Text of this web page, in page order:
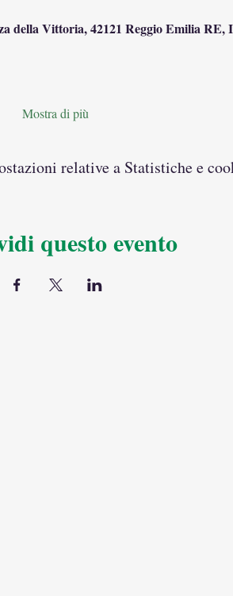
della Vittoria, 42121 Reggio Emilia RE,
Mostra di più
relative a Statistiche e
questo evento